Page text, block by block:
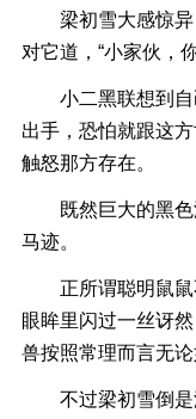
梁初雪大感惊异，
对它道，“小家伙，
小二黑联想到自己
出手，恐怕就跟这
触怒那方存在。
既然巨大的黑色湖
马迹。
正所谓聪明鼠鼠不
眼眸里闪过一丝讶
兽按照常理而言无
不过梁初雪倒是没